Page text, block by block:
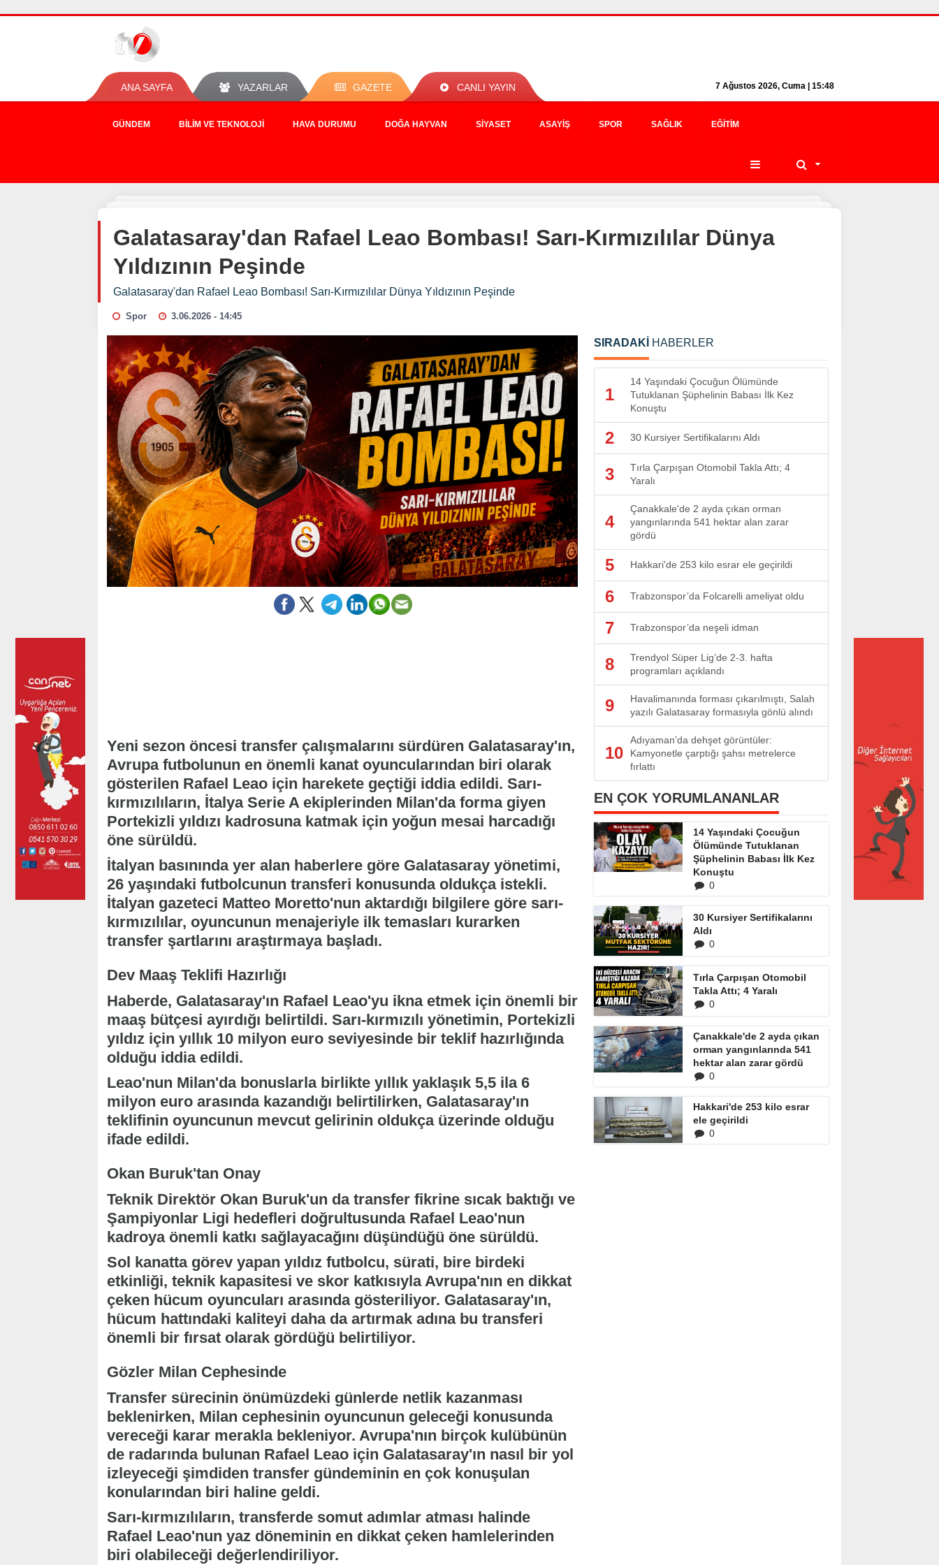
ANA SAYFA YAZARLAR GAZETE CANLI YAYIN 7 Ağustos 2026, Cuma | 15:48
GÜNDEM BILIM VE TEKNOLOJI HAVA DURUMU DOĞA HAYVAN SIYASET ASAYIŞ SPOR SAĞLIK EĞITIM
Galatasaray'dan Rafael Leao Bombası! Sarı-Kırmızılılar Dünya
Yıldızının Peşinde
Galatasaray'dan Rafael Leao Bombası! Sarı-Kırmızılılar Dünya Yıldızının Peşinde
Spor 3.06.2026 - 14:45
Yeni sezon öncesi transfer çalışmalarını sürdüren Galatasaray'ın,
Avrupa futbolunun en önemli kanat oyuncularından biri olarak
gösterilen Rafael Leao için harekete geçtiği iddia edildi. Sarı-
kırmızılıların, İtalya Serie A ekiplerinden Milan'da forma giyen
Portekizli yıldızı kadrosuna katmak için yoğun mesai harcadığı
öne sürüldü.
İtalyan basınında yer alan haberlere göre Galatasaray yönetimi,
26 yaşındaki futbolcunun transferi konusunda oldukça istekli.
İtalyan gazeteci Matteo Moretto'nun aktardığı bilgilere göre sarı-
kırmızılılar, oyuncunun menajeriyle ilk temasları kurarken
transfer şartlarını araştırmaya başladı.
Dev Maaş Teklifi Hazırlığı
Haberde, Galatasaray'ın Rafael Leao'yu ikna etmek için önemli bir
maaş bütçesi ayırdığı belirtildi. Sarı-kırmızılı yönetimin, Portekizli
yıldız için yıllık 10 milyon euro seviyesinde bir teklif hazırlığında
olduğu iddia edildi.
Leao'nun Milan'da bonuslarla birlikte yıllık yaklaşık 5,5 ila 6
milyon euro arasında kazandığı belirtilirken, Galatasaray'ın
teklifinin oyuncunun mevcut gelirinin oldukça üzerinde olduğu
ifade edildi.
Okan Buruk'tan Onay
Teknik Direktör Okan Buruk'un da transfer fikrine sıcak baktığı ve
Şampiyonlar Ligi hedefleri doğrultusunda Rafael Leao'nun
kadroya önemli katkı sağlayacağını düşündüğü öne sürüldü.
Sol kanatta görev yapan yıldız futbolcu, sürati, bire birdeki
etkinliği, teknik kapasitesi ve skor katkısıyla Avrupa'nın en dikkat
çeken hücum oyuncuları arasında gösteriliyor. Galatasaray'ın,
hücum hattındaki kaliteyi daha da artırmak adına bu transferi
önemli bir fırsat olarak gördüğü belirtiliyor.
Gözler Milan Cephesinde
Transfer sürecinin önümüzdeki günlerde netlik kazanması
beklenirken, Milan cephesinin oyuncunun geleceği konusunda
vereceği karar merakla bekleniyor. Avrupa'nın birçok kulübünün
de radarında bulunan Rafael Leao için Galatasaray'ın nasıl bir yol
izleyeceği şimdiden transfer gündeminin en çok konuşulan
konularından biri haline geldi.
Sarı-kırmızılıların, transferde somut adımlar atması halinde
Rafael Leao'nun yaz döneminin en dikkat çeken hamlelerinden
biri olabileceği değerlendiriliyor.
SIRADAKİ HABERLER
1
14 Yaşındaki Çocuğun Ölümünde
Tutuklanan Şüphelinin Babası İlk Kez
Konuştu
2 30 Kursiyer Sertifikalarını Aldı
3
Tırla Çarpışan Otomobil Takla Attı; 4
Yaralı
4
Çanakkale'de 2 ayda çıkan orman
yangınlarında 541 hektar alan zarar
gördü
5 Hakkari'de 253 kilo esrar ele geçirildi
6 Trabzonspor’da Folcarelli ameliyat oldu
7 Trabzonspor’da neşeli idman
8
Trendyol Süper Lig’de 2-3. hafta
programları açıklandı
9
Havalimanında forması çıkarılmıştı, Salah
yazılı Galatasaray formasıyla gönlü alındı
10
Adıyaman’da dehşet görüntüler:
Kamyonetle çarptığı şahsı metrelerce
fırlattı
EN ÇOK YORUMLANANLAR
14 Yaşındaki Çocuğun
Ölümünde Tutuklanan
Şüphelinin Babası İlk Kez
Konuştu
0
30 Kursiyer Sertifikalarını
Aldı
0
Tırla Çarpışan Otomobil
Takla Attı; 4 Yaralı
0
Çanakkale'de 2 ayda çıkan
orman yangınlarında 541
hektar alan zarar gördü
0
Hakkari'de 253 kilo esrar
ele geçirildi
0